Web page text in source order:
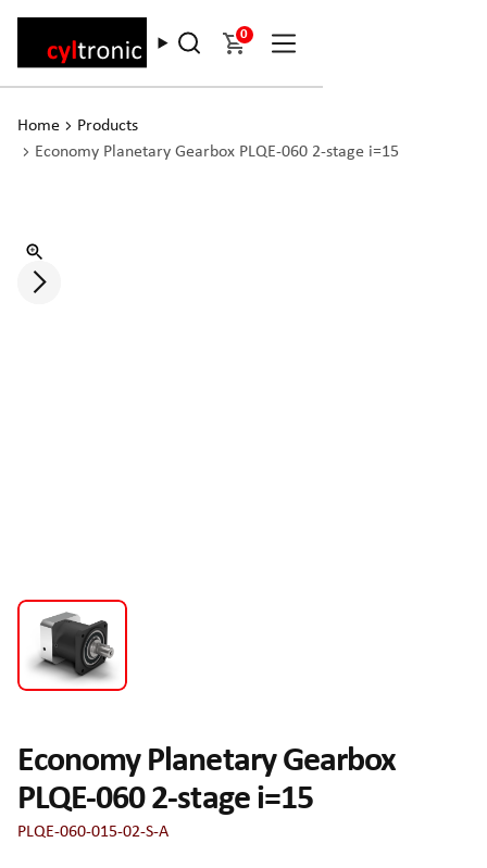
0
Home
Products
Economy Planetary Gearbox PLQE-060 2-stage i=15
Economy Planetary Gearbox
PLQE-060 2-stage i=15
PLQE-060-015-02-S-A